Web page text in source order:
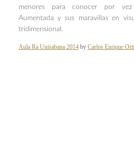
menores para conocer por
Aumentada y sus maravillas en
tridimensional.
Aula Ra Unisabana 2014by Carlos Enrique